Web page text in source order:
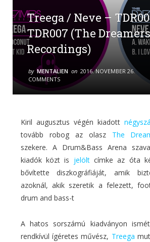
Treega / Neve –
TDR007 (The Dreamers
Recordings)
by MENTALIEN on 2016. NOVEMBER 26.
COMMENTS
Kiril augusztus végén kiadott
tovább robog az olasz The
szekere. A Drum&Bass Arena
kiadók közt is jelöltcímke az óta
bővítette diszkográfiáját, amik
azoknál, akik szeretik a felezett,
drum and bass-t
A hatos sorszámú kiadványon
rendkívül ígéretes művész, Treega